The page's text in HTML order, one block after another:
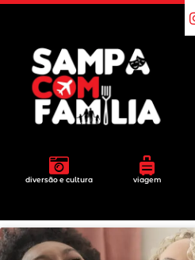
diversão e cultura viagem